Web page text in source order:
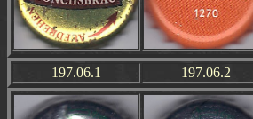
197.06.1 197.06.2